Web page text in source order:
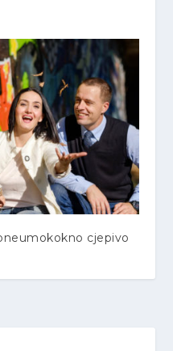
cjepivo